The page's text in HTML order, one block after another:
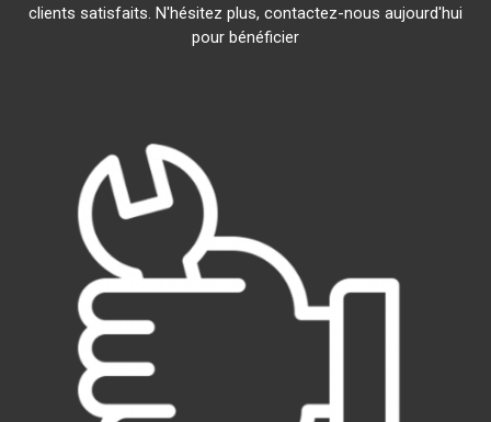
clients satisfaits. N'hésitez plus, contactez-nous aujourd'hui
pour bénéficier